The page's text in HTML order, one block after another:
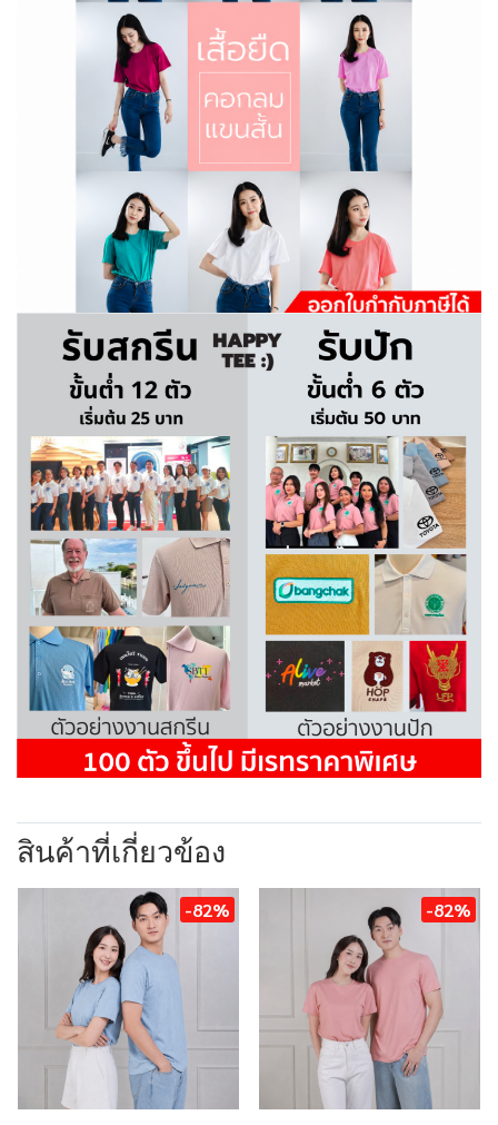
สินค้าที่เกี่ยวข้อง
-82% -82%